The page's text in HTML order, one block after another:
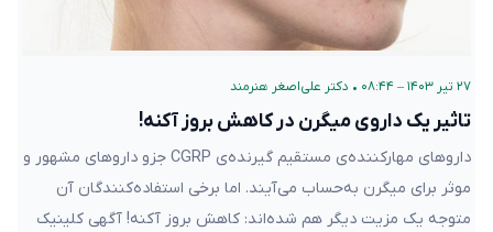
۲۷ تیر ۱۴۰۳ – ۰۸:۴۴ • دکتر علی‌اصغر هنرمند
تاثیر یک داروی میگرن در کاهش بروز آکنه!
داروهای مهار‌کننده‌ی مستقیم گیرنده‌ی CGRP جزو داروهای مشهور و
موثر برای میگرن به‌حساب می‌آیند. اما برخی استفاده‌کنندگان آن
متوجه یک مزیت دیگر هم شده‌اند: کاهش بروز آکنه! آگهی کلینیک